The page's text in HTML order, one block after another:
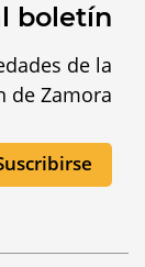
boletín
de la
de Zamora